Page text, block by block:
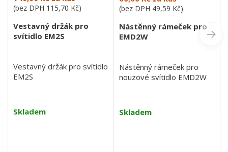
(bez DPH 115,70 Kč)
Vestavný držák pro
svítidlo EM2S
Vestavný držák pro svítidlo
EM2S
Skladem
(bez DPH 49,59 Kč)
Nástěnný rámeček pro
EMD2W
Nástěnný rámeček pro
nouzové svítidlo EMD2W
Skladem